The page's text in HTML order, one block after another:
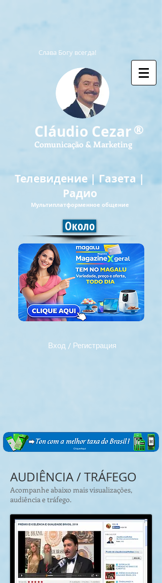
Около
Телевидение | Газета |
Радио
Мультиплатформенное общение
®
Cláudio Cezar
Comunicação & Marketing
Слава Богу всегда!
Вход / Регистрация
AUDIÊNCIA / TRÁFEGO
Acompanhe abaixo mais visualizações,
audiência e tráfego.